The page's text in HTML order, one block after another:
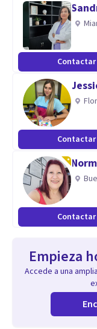
Contactar
Contactar
Contactar
Empieza
Accede a una